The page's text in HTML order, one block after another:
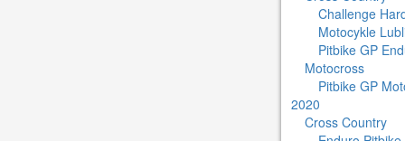
Challenge
Motocykle
Pitbike GP
Motocross
Pitbike GP
2020
Cross Country